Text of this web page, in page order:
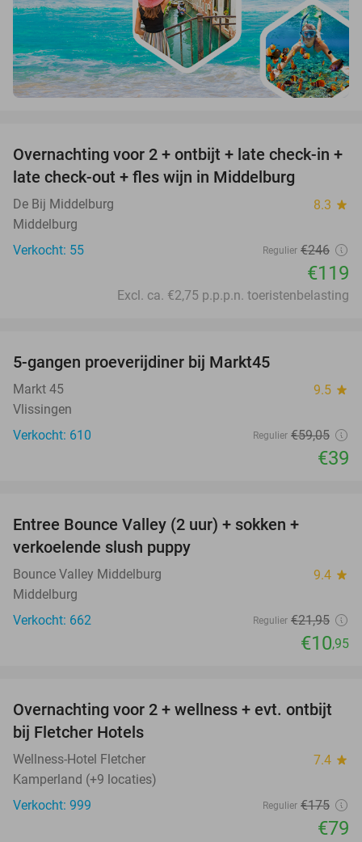
52%
Overnachting voor 2 + ontbijt + late check-in +
late check-out + fles wijn in Middelburg
De Bij Middelburg 8.3 star
Middelburg
Verkocht: 55
Regulier €246
€119
Excl. ca. €2,75 p.p.p.n. toeristenbelasting
5-gangen proeverijdiner bij Markt45
Markt 45 9.5 star
Vlissingen
Verkocht: 610
Regulier €59,05
€39
Entree Bounce Valley (2 uur) + sokken +
verkoelende slush puppy
Bounce Valley Middelburg 9.4 star
Middelburg
Verkocht: 662
Regulier €21,95
€10,95
55%
Overnachting voor 2 + wellness + evt. ontbijt
bij Fletcher Hotels
Wellness-Hotel Fletcher 7.4 star
Kamperland (+9 locaties)
Verkocht: 999
Regulier €175
€79